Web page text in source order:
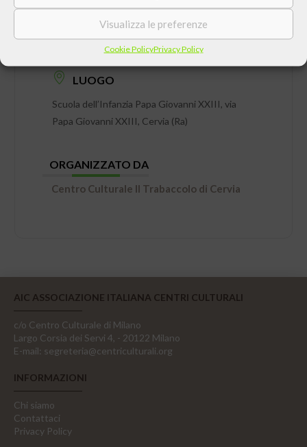
Visualizza le preferenze
Cookie PolicyPrivacy Policy
DATA
Venerdì 02 Dicembre 2005 ore 20:30
LUOGO
Scuola dell’Infanzia Papa Giovanni XXIII, via
Papa Giovanni XXIII, Cervia (Ra)
ORGANIZZATO DA
Centro Culturale Il Trabaccolo di Cervia
AIC ASSOCIAZIONE ITALIANA CENTRI CULTURALI
c/o Centro Culturale di Milano
Largo Corsia dei Servi 4, - 20122 Milano
E-mail: segreteria@centriculturali.org
INFORMAZIONI
Chi siamo
Contattaci
Privacy Policy